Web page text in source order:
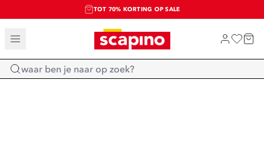
TOT 70% KORTING OP SALE
SALE: LAATSTE KANS!
SHOP NIEUW
Home